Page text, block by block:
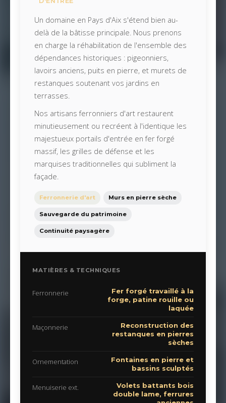
Un domaine en Pays d'Aix s'étend bien au-
delà de la bâtisse principale. Nous prenons
en charge la réhabilitation de l'ensemble des
dépendances historiques : pigeonniers,
lavoirs anciens, puits en pierre, et murets de
restanques soutenant vos jardins en
terrasses.
Nos artisans ferronniers d'art restaurent
minutieusement ou recréent à l'identique les
majestueux portails d'entrée en fer forgé
massif, les grilles de défense et les
marquises traditionnelles qui subliment la
façade.
Ferronnerie d'art Murs en pierre sèche
Sauvegarde du patrimoine
Continuité paysagère
MATIÈRES & TECHNIQUES
Ferronnerie
Fer forgé travaillé à la
forge, patine rouille ou
laquée
Maçonnerie
Reconstruction des
restanques en pierres
sèches
Ornementation
Fontaines en pierre et
bassins sculptés
Menuiserie ext.
Volets battants bois
double lame, ferrures